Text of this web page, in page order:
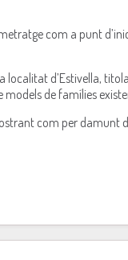
com a punt
d’Estivella,
de famílies
com per damunt